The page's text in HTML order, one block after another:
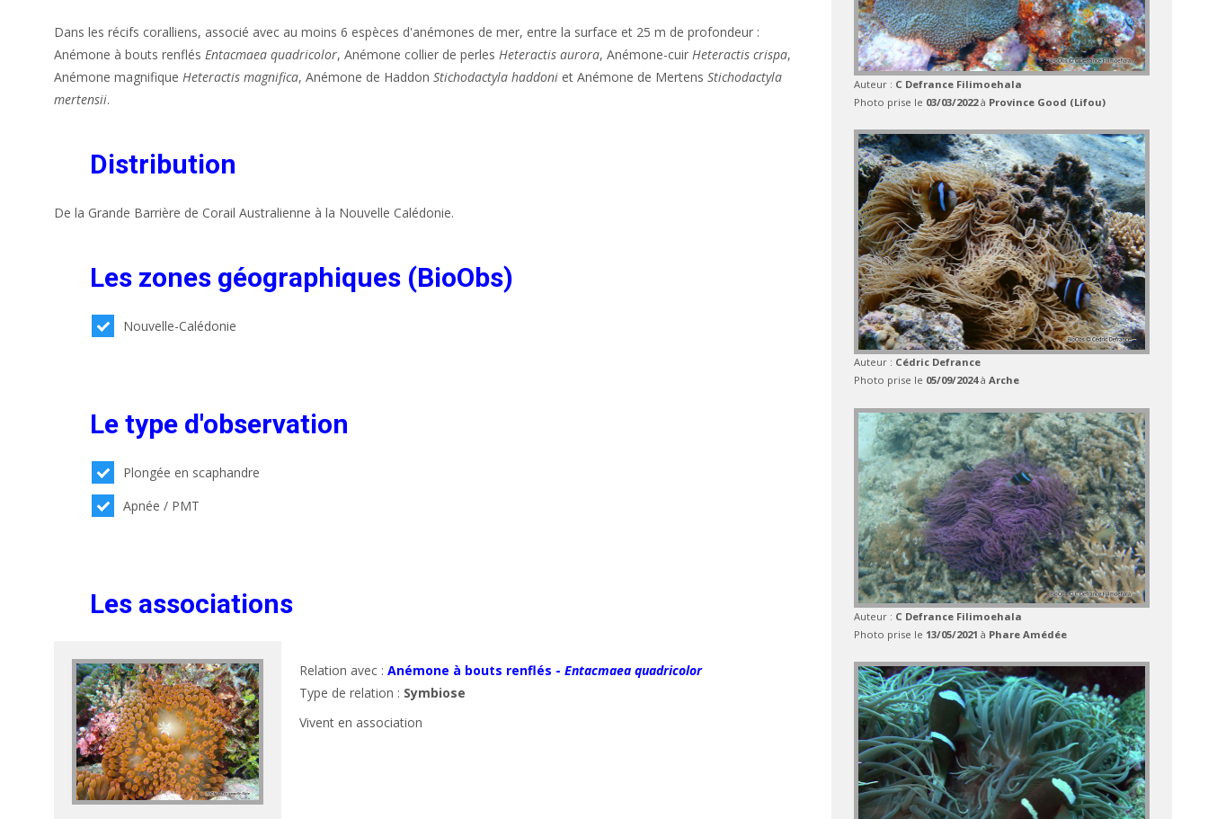
Dans les récifs coralliens, associé avec au moins 6 espèces d'anémones de mer, entre la surface et 25 m de profondeur :
Anémone à bouts renflés Entacmaea quadricolor, Anémone collier de perles Heteractis aurora, Anémone-cuir Heteractis crispa,
Anémone magnifique Heteractis magnifica, Anémone de Haddon Stichodactyla haddoni et Anémone de Mertens Stichodactyla
mertensii.
Distribution
De la Grande Barrière de Corail Australienne à la Nouvelle Calédonie.
Les zones géographiques (BioObs)
Nouvelle-Calédonie
Le type d'observation
Plongée en scaphandre
Apnée / PMT
Les associations
Relation avec :Anémone à bouts renflés -Entacmaea quadricolor
Type de relation : Symbiose
Vivent en association
Auteur : C Defrance Filimoehala
Photo prise le 03/03/2022à Province Good (Lifou)
Auteur : Cédric Defrance
Photo prise le 05/09/2024à Arche
Auteur : C Defrance Filimoehala
Photo prise le 13/05/2021 à Phare Amédée